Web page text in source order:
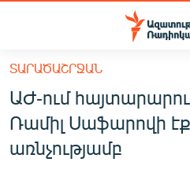
Մատչելիության
հիմնական
բովանդակությանը
Անցնել
հիմնական
մենյուին
ՔԱՂԱՔԱԿԱՆ
ՏԱՐԱԾԱՇՐՋԱՆ
ԱԺ-ում
Ռամիլ Սաֆարովի
առնչությամբ